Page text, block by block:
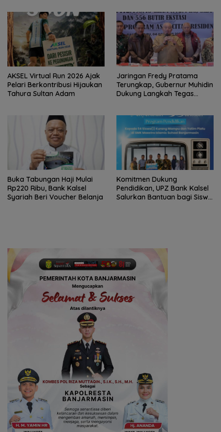
AKSEL Virtual Run 2026 Ajak
Pelari Berkontribusi Hijaukan
Tahura Sultan Adam
Jaringan Fredy Pratama
Terungkap, Gubernur Muhidin
Dukung Langkah Tegas
Buka Tabungan Haji Mulai
Rp220 Ribu, Bank Kalsel
Syariah Beri Voucher Belanja
Komitmen Dukung
Pendidikan, UPZ Bank Kalsel
Salurkan Bantuan bagi Siswa